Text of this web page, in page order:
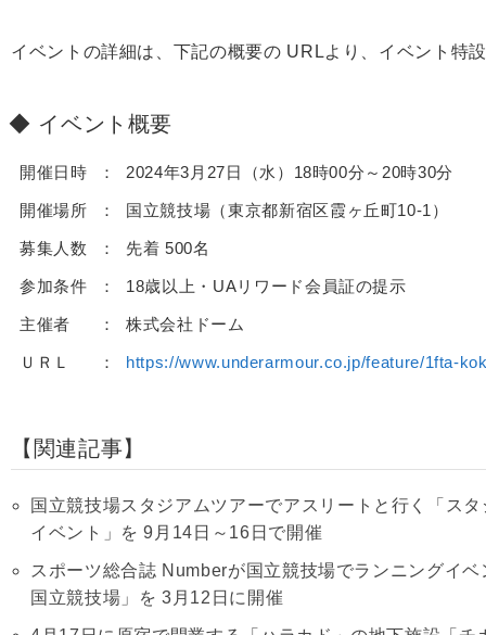
イベントの詳細は、下記の概要の URLより、イベント特
イベント概要
開催日時 2024年3月27日（水）18時00分～20時30分
開催場所 国立競技場（東京都新宿区霞ヶ丘町10-1）
募集人数 先着 500名
参加条件 18歳以上・UAリワード会員証の提示
主催者 株式会社ドーム
ＵＲＬ https://www.underarmour.co.jp/feature/1fta-
関連記事
国立競技場スタジアムツアーでアスリートと行く「ス
イベント」を 9月14日～16日で開催
スポーツ総合誌 Numberが国立競技場でランニングイ
国立競技場」を 3月12日に開催